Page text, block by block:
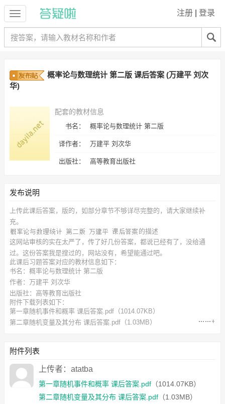
注册 登录
概率论与数理统计 第二版 课后答案 (万建平 刘次
华)
配套的教材信息
书名： 概率论与数理统计 第二版
译作者： 万建平 刘次华
出版社： 高等教育出版社
发布说明
上传此课后答案， 版的，如部分章节不够详尽完整的，请大家继续补
充。
的描述
这网站审核的实在太严了，传了好几份答案，都说已经有了，没给通
过。这份答案我是搜过的，网站没有，希望能通过吧。
此课后习题答案对应的教材信息如下：
书名：概率论与数理统计 第二版
作者：万建平 刘次华
出版社：高等教育出版社
附件下载列表如下：
第一章随机事件和概率 课后答案.pdf （1014.07KB）
第二章随机变量及其分布 课后答案.pdf （1.03MB）
第五章极限定理 课后答案.pdf
第六章数理统计的基本概念 课后答案.pdf
第七章参数估计 课后答案.pdf
第八章假设检验 课后答案.pdf （1.1MB）
第九章方差分析与回归分析 课后答案.pdf（1022.04KB）
附件列表
上传者：atatba
第一章随机事件和概率 课后答案.pdf （1014.07KB）
第二章随机变量及其分布 课后答案.pdf （1.03MB）